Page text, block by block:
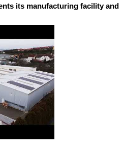
its manufacturing facility and